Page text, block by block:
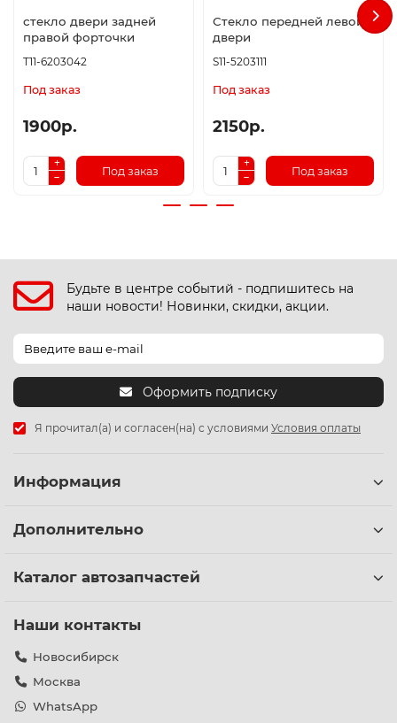
стекло двери задней
правой форточки
T11-6203042
Под заказ
1900р.
Под заказ
Стекло передней левой
двери
S11-5203111
Под заказ
2150р.
Под заказ
Будьте в центре событий - подпишитесь на
наши новости! Новинки, скидки, акции.
Оформить подписку
Я прочитал(а) и согласен(на) с условиями Условия оплаты
Информация
Дополнительно
Каталог автозапчастей
Наши контакты
Новосибирск
Москва
WhatsApp